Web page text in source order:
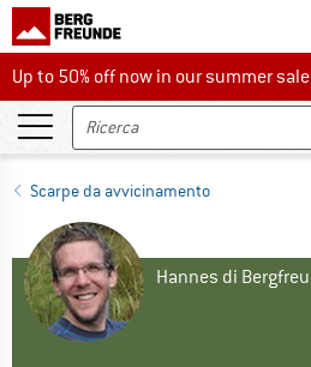
Up to 50% off now in our summer sale
Up to 50% off now in our summer
Scarpe da avvicinamento
Hannes di